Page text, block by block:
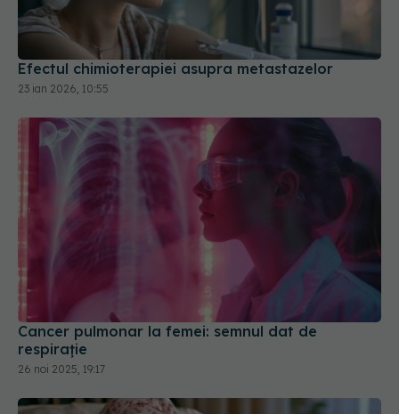
Efectul chimioterapiei asupra metastazelor
23 ian 2026, 10:55
Cancer pulmonar la femei: semnul dat de
respirație
26 noi 2025, 19:17